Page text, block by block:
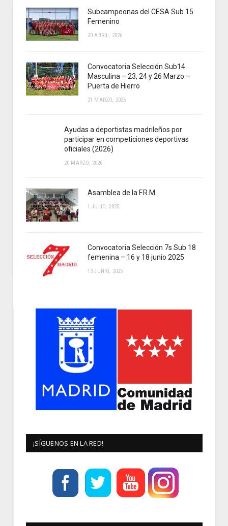
Subcampeonas del CESA Sub 15
Femenino
20 ABRIL, 2026
Convocatoria Selección Sub14
Masculina – 23, 24 y 26 Marzo –
Puerta de Hierro
21 MARZO, 2026
Ayudas a deportistas madrileños por
participar en competiciones deportivas
oficiales (2026)
20 MARZO, 2026
Asamblea de la F.R.M.
1 JULIO, 2025
Convocatoria Selección 7s Sub 18
femenina – 16 y 18 junio 2025
13 JUNIO, 2025
¡SÍGUENOS EN LA RED!